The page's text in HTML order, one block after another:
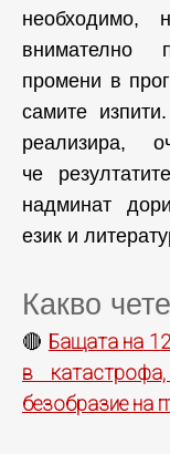
необходимо,
внимателно
промени в
самите
реализира,
че
надминат
език и
Какво
🔴 Бащата на
в
безобразие на